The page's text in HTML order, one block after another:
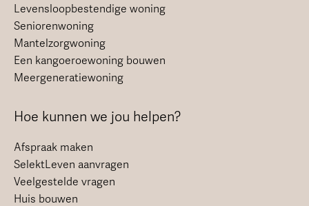
Levensloopbestendige woning
Seniorenwoning
Mantelzorgwoning
Een kangoeroewoning bouwen
Meergeneratiewoning
Hoe kunnen we jou helpen?
Afspraak maken
SelektLeven aanvragen
Veelgestelde vragen
Huis bouwen